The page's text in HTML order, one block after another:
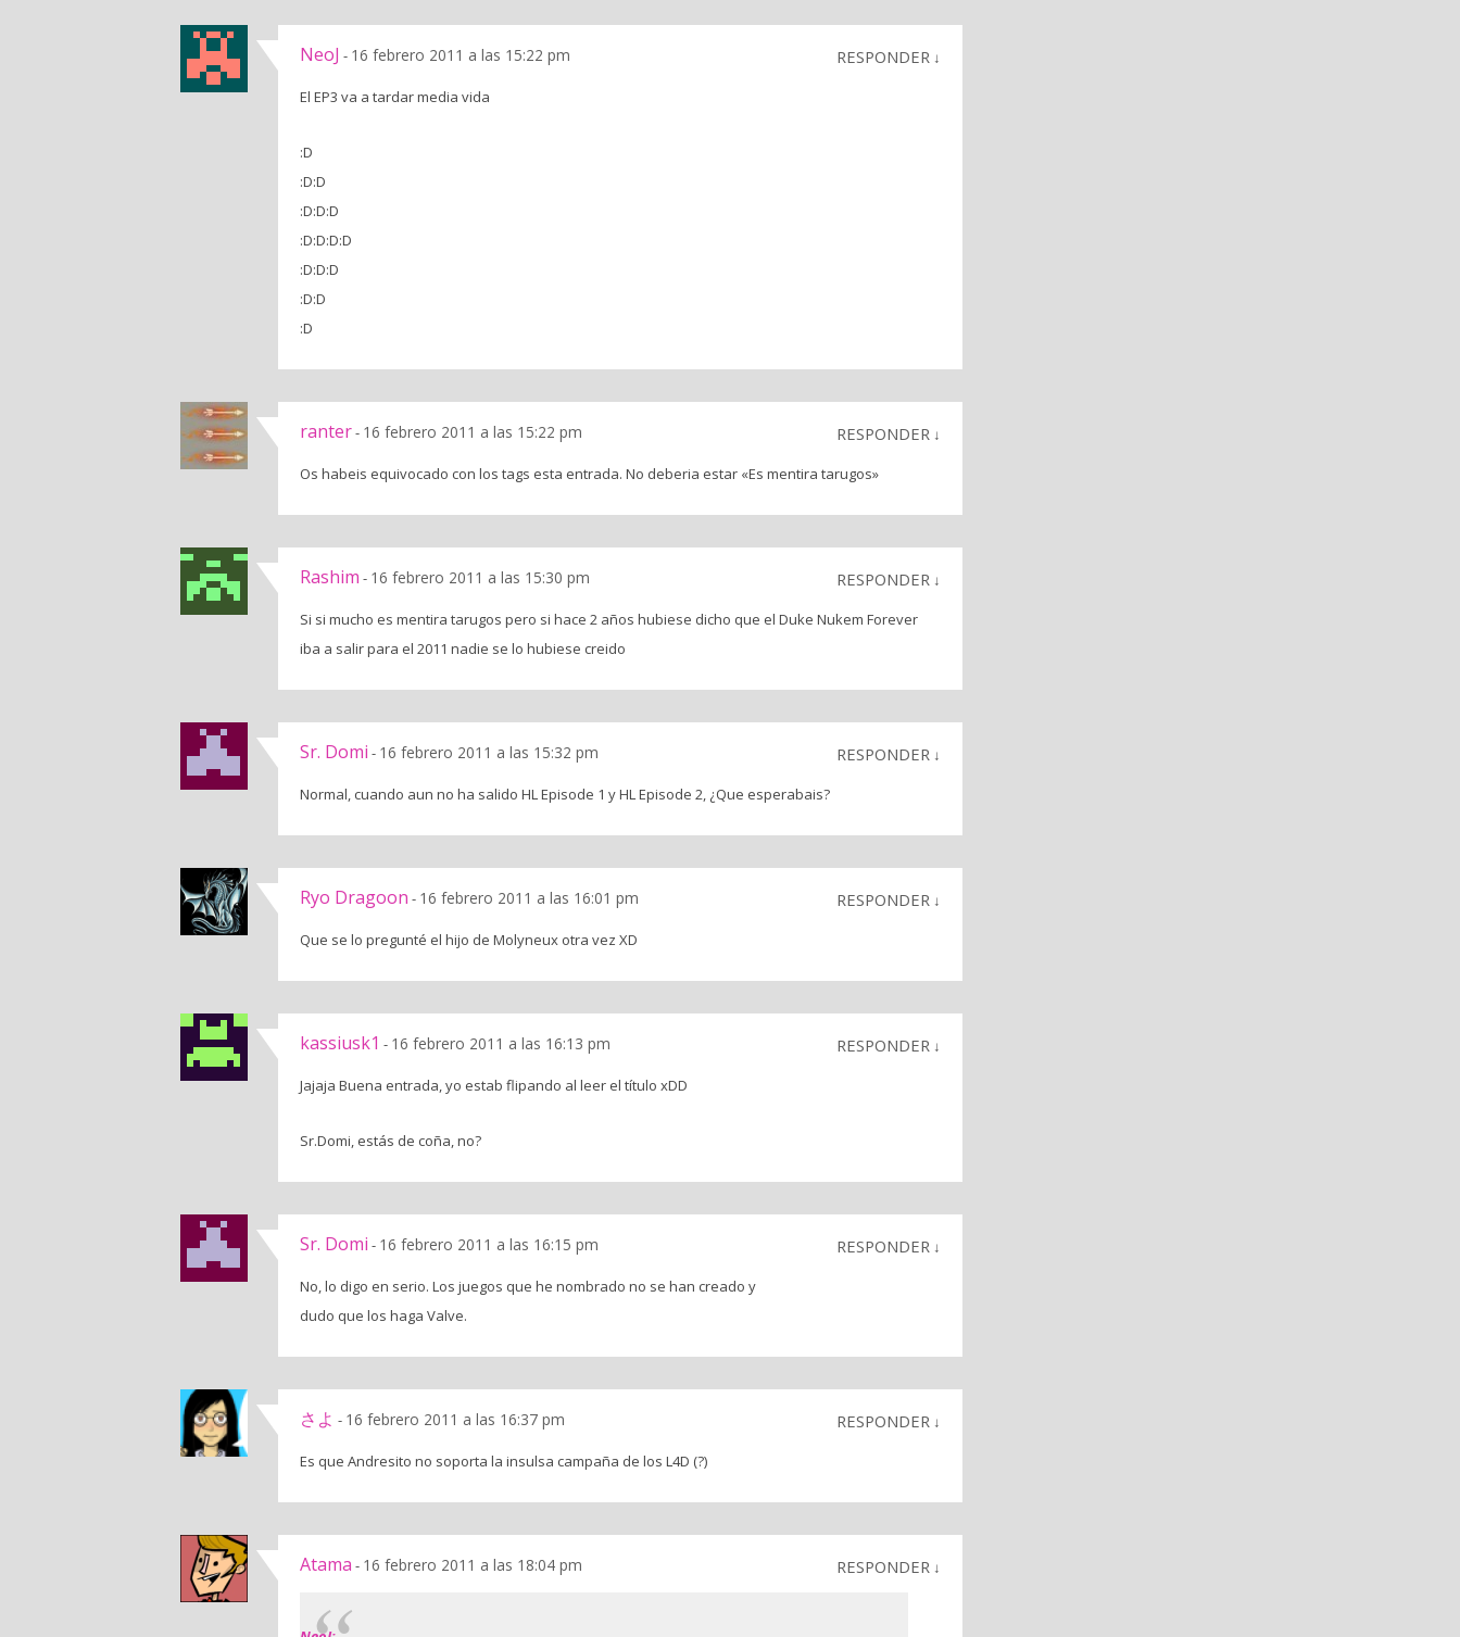
NeoJ - 16 febrero 2011 a las 15:22 pm RESPONDER ↓
El EP3 va a tardar media vida
:D
:D:D
:D:D:D
:D:D:D:D
:D:D:D
:D:D
:D
ranter- 16 febrero 2011 a las 15:22 pm RESPONDER ↓
Os habeis equivocado con los tags esta entrada. No deberia estar «Es mentira tarugos»
Rashim - 16 febrero 2011 a las 15:30 pm RESPONDER ↓
Si si mucho es mentira tarugos pero si hace 2 años hubiese dicho que el Duke Nukem Forever
iba a salir para el 2011 nadie se lo hubiese creido
Sr. Domi - 16 febrero 2011 a las 15:32 pm RESPONDER ↓
Normal, cuando aun no ha salido HL Episode 1 y HL Episode 2, ¿Que esperabais?
Ryo Dragoon - 16 febrero 2011 a las 16:01 pm RESPONDER ↓
Que se lo pregunté el hijo de Molyneux otra vez XD
kassiusk1 - 16 febrero 2011 a las 16:13 pm RESPONDER ↓
Jajaja Buena entrada, yo estab flipando al leer el título xDD
Sr.Domi, estás de coña, no?
Sr. Domi - 16 febrero 2011 a las 16:15 pm RESPONDER ↓
No, lo digo en serio. Los juegos que he nombrado no se han creado y
dudo que los haga Valve.
さよ - 16 febrero 2011 a las 16:37 pm RESPONDER ↓
Es que Andresito no soporta la insulsa campaña de los L4D (?)
Atama - 16 febrero 2011 a las 18:04 pm RESPONDER ↓